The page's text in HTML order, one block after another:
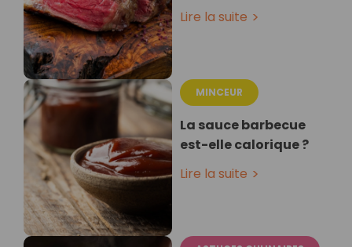
Lire la suite
MINCEUR
La sauce barbecue
est-elle calorique ?
Lire la suite